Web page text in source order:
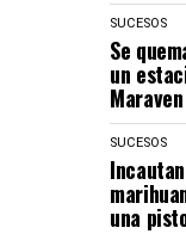
SUCESOS
Se
un
Maraven
SUCESOS
una